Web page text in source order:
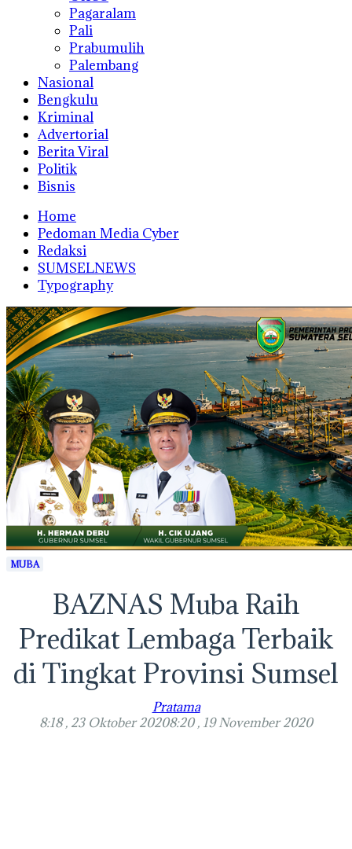
Pagaralam
Pali
Prabumulih
Palembang
Nasional
Bengkulu
Kriminal
Advertorial
Berita Viral
Politik
Bisnis
Home
Pedoman Media Cyber
Redaksi
SUMSELNEWS
Typography
MUBA
BAZNAS Muba Raih
Predikat Lembaga Terbaik
di Tingkat Provinsi Sumsel
Pratama
8:18 , 23 Oktober 20208:20 , 19 November 2020